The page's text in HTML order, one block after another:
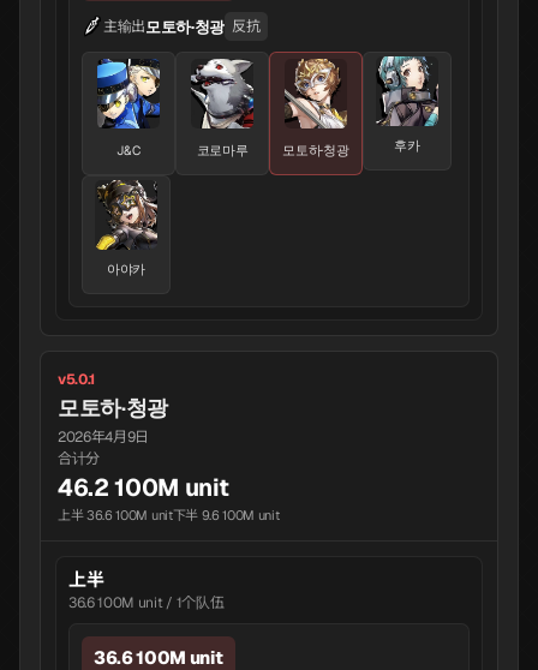
主输出모토하·청광 反抗
J&C 코로마루 모토하·청광 후카
아야카
v5.0.1
모토하·청광
2026年4月9日
合计分
46.2 100M unit
上半 36.6 100M unit下半 9.6 100M unit
上半
36.6 100M unit / 1个队伍
36.6 100M unit